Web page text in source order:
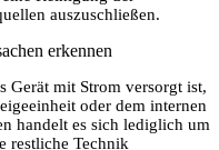
auszuschließen.
erkennen
Gerät mit Strom versorgt ist,
oder dem internen
handelt es sich lediglich um
restliche Technik